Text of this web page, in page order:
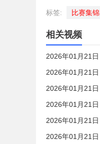
标签: 比赛集锦
相关视频
2026年01月21
2026年01月21
2026年01月21
2026年01月21
2026年01月21
2026年01月21